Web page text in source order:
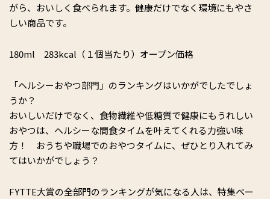
がら、おいしく食べられます。健康だけでなく環境にもやさ
しい商品です。
180ml 283kcal（１個当たり）オープン価格
「ヘルシーおやつ部門」のランキングはいかがでしたでしょ
うか？
おいしいだけでなく、食物繊維や低糖質で健康にもうれしい
おやつは、ヘルシーな間食タイムを叶えてくれる力強い味
方！ おうちや職場でのおやつタイムに、ぜひとり入れてみ
てはいかがでしょう？
FYTTE大賞の全部門のランキングが気になる人は、特集ペー